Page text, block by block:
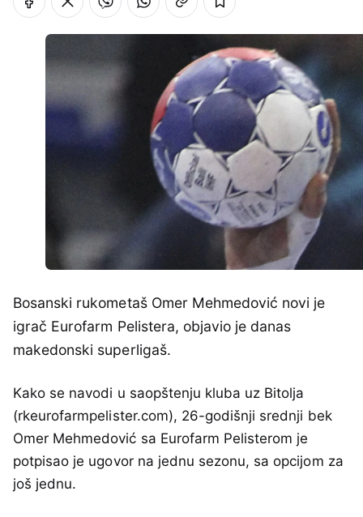
Bosanski rukometaš Omer Mehmedović novi je
igrač Eurofarm Pelistera, objavio je danas
makedonski superligaš.
Kako se navodi u saopštenju kluba uz Bitolja
(rkeurofarmpelister.com), 26-godišnji srednji bek
Omer Mehmedović sa Eurofarm Pelisterom je
potpisao je ugovor na jednu sezonu, sa opcijom za
još jednu.